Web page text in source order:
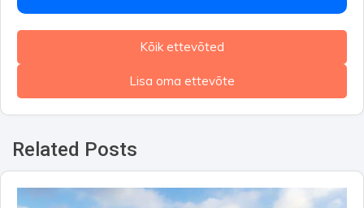
Kõik ettevõted
Lisa oma ettevõte
Related Posts